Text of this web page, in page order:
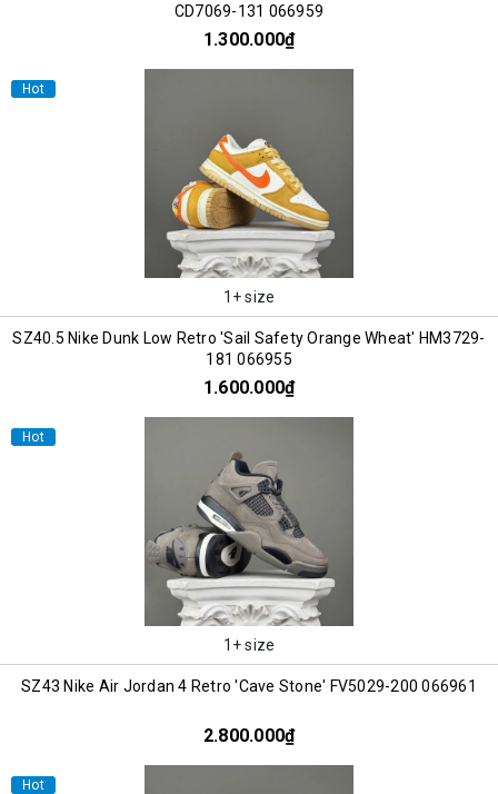
CD7069-131 066959
1.300.000₫
Hot
1+ size
SZ40.5 Nike Dunk Low Retro 'Sail Safety Orange Wheat' HM3729-
181 066955
1.600.000₫
Hot
1+ size
SZ43 Nike Air Jordan 4 Retro 'Cave Stone' FV5029-200 066961
2.800.000₫
Hot